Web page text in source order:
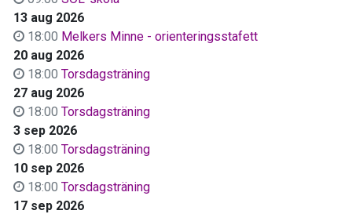
13 aug 2026
18:00 Melkers Minne - orienteringsstafett
20 aug 2026
18:00 Torsdagsträning
27 aug 2026
18:00 Torsdagsträning
3 sep 2026
18:00 Torsdagsträning
10 sep 2026
18:00 Torsdagsträning
17 sep 2026